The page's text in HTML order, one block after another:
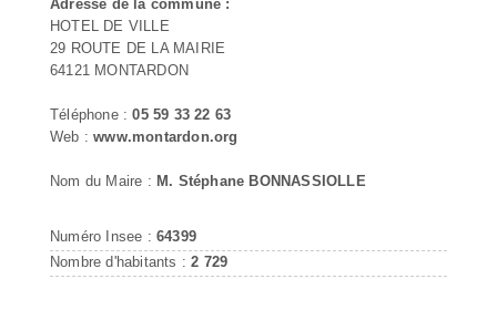
Adresse de la commune :
HOTEL DE VILLE
29 ROUTE DE LA MAIRIE
64121 MONTARDON
Téléphone :05 59 33 22 63
Web :www.montardon.org
Nom du Maire : M. Stéphane BONNASSIOLLE
Numéro Insee : 64399
Nombre d'habitants :2 729